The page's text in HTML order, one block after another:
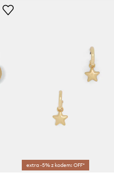
extra -5% z kodem: OFF*